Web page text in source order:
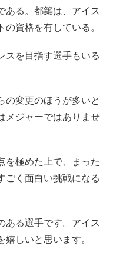
ある。都築は、アイス
資格を有している。
スを目指す選手もいる
の変更のほうが多いと
メジャーではありませ
を極めた上で、まった
ごく面白い挑戦になる
ある選手です。アイス
しいと思います。